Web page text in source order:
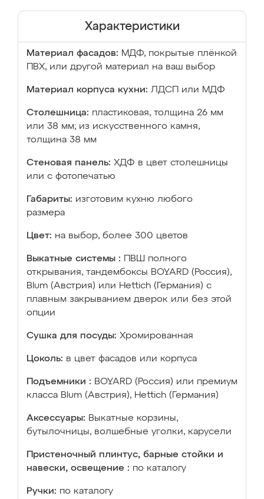
Характеристики
Материал фасадов: МДФ, покрытые плёнкой
ПВХ, или другой материал на ваш выбор
Материал корпуса кухни: ЛДСП или МДФ
Столешница: пластиковая, толщина 26 мм
или 38 мм; из искусственного камня,
толщина 38 мм
Стеновая панель: ХДФ в цвет столешницы
или с фотопечатью
Габариты: изготовим кухню любого
размера
Цвет: на выбор, более 300 цветов
Выкатные системы :
ПВШ полного
открывания, тандембоксы BOYARD (Россия),
Blum (Австрия) или Hettich (Германия) с
плавным закрыванием дверок или без этой
опции
Сушка для посуды: Хромированная
Цоколь: в цвет фасадов или корпуса
Подъемники : BOYARD (Россия) или премиум
класса Blum (Австрия), Hettich (Германия)
Аксессуары: Выкатные корзины,
бутылочницы, волшебные уголки, карусели
Пристеночный плинтус, барные стойки и
навески, освещение : по каталогу
Ручки: по каталогу